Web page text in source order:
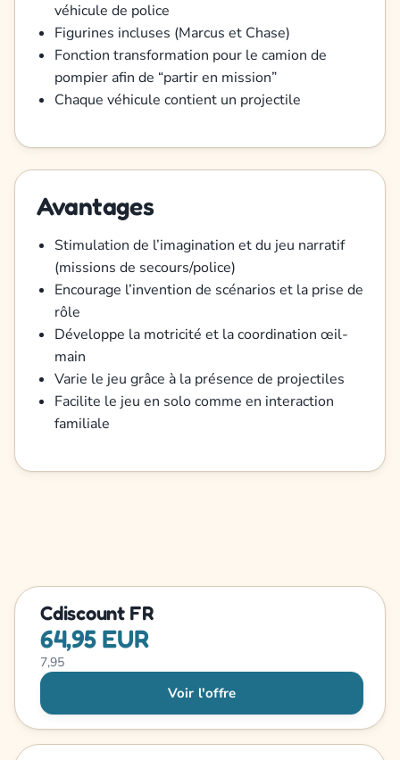
véhicule de police
Figurines incluses (Marcus et Chase)
Fonction transformation pour le camion de
pompier afin de “partir en mission”
Chaque véhicule contient un projectile
Avantages
Stimulation de l’imagination et du jeu narratif
(missions de secours/police)
Encourage l’invention de scénarios et la prise de
rôle
Développe la motricité et la coordination œil-
main
Varie le jeu grâce à la présence de projectiles
Facilite le jeu en solo comme en interaction
familiale
Cdiscount FR
64,95 EUR
7,95
Voir l'offre